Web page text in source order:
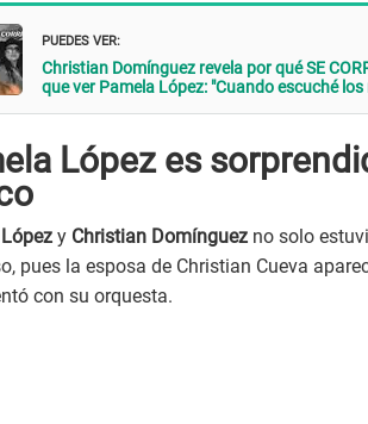
PUEDES VER:
Christian Domínguez revela por qué SE
que ver Pamela López: "Cuando escuché
López es
y Christian Domínguez no solo
pues la esposa de Christian Cueva
con su orquesta.